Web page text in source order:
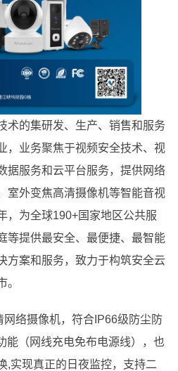
术的集研发、生产、销售和服务
，业务聚焦于视频安全技术、视
据服务和云平台服务，提供网络
室外变焦高清摄像机等智能音视
，为全球190+国家地区公共服
等提供最安全、最便捷、最智能
方案和服务，致力于构筑安全云
。
网络摄像机，符合IP66级防尘防
能（网线充电免布电源线），也
,实现真正的日夜监控，支持二